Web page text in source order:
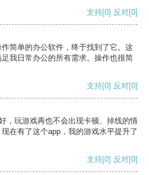
支持[0] 反对[0]
简单的办公软件，终于找到了它。这
我日常办公的所有需求。操作也很简
支持[0] 反对[0]
，玩游戏再也不会出现卡顿、掉线的情
在有了这个app，我的游戏水平提升了
支持[0] 反对[0]